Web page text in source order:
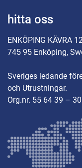
hitta oss
ENKÖPING KÄVRA
745 95 Enköping,
Sveriges ledande
och Utrustningar.
Org.nr. 55 64 39 –